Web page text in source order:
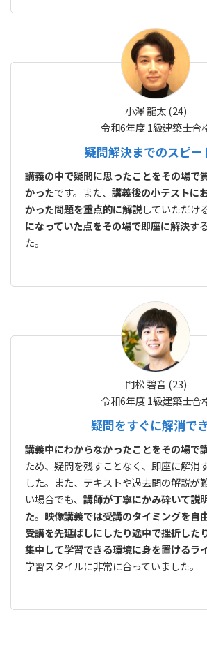
小澤 龍太 (24)
令和6年度 1級建築士合
疑問解決までのスピー
講義の中で疑問に思ったことをその場で
かったです。また、 講義後の小テストに
かった問題を重点的に解説していただけ
になっていた点をその場で即座に解決す
た。
門松 碧音 (23)
令和6年度 1級建築士合
疑問をすぐに解消で
講義中にわからなかったことをその場で
ため、疑問を残すことなく、即座に解消
した。また、テキストや過去問の解説が
い場合でも、 講師が丁寧にかみ砕いて説
た。 映像講義では受講のタイミングを自
受講を先延ばしにしたり途中で挫折した
集中して学習できる環境に身を置けるラ
学習スタイルに非常に合っていました。